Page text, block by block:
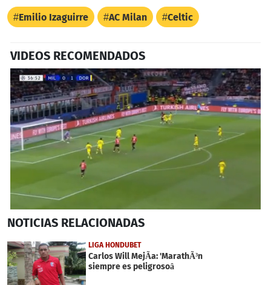
Emilio Izaguirre AC Milan Celtic
VIDEOS RECOMENDADOS
seconds
51
seconds
NOTICIAS RELACIONADAS
LIGA HONDUBET
Carlos Will MejÃ­a: 'MarathÃ³n
siempre es peligrosoâ